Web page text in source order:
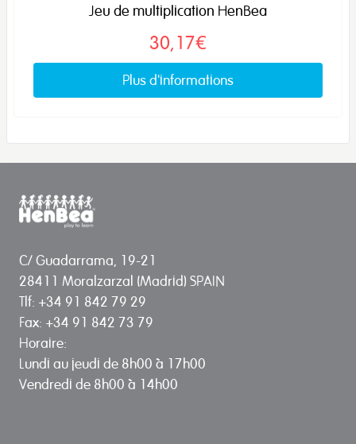
Jeu de multiplication HenBea
30,17€
Plus d'informations
C/ Guadarrama, 19-21
28411 Moralzarzal (Madrid) SPAIN
Tlf: +34 91 842 79 29
Fax: +34 91 842 73 79
Horaire:
Lundi au jeudi de 8h00 à 17h00
Vendredi de 8h00 à 14h00